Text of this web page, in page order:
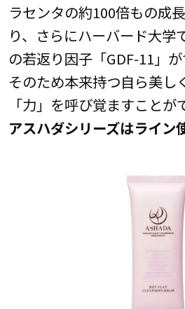
ラセンタの約100倍もの成
り、さらにハーバード大学
の若返り因子「GDF-11」が
そのため本来持つ自ら美し
「力」を呼び覚ますことが
アスハダシリーズはライン